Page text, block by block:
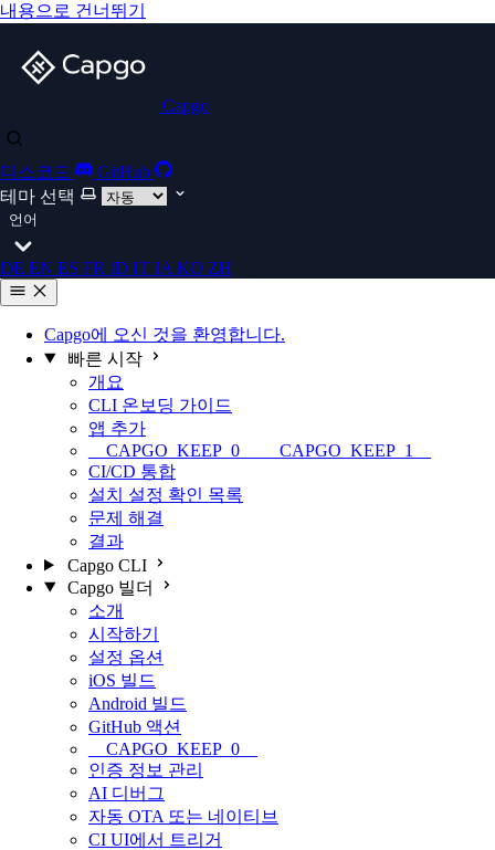
내용으로 건너뛰기
Capgo
디스코드
GitHub
테마 선택
언어
DE EN ES FR ID IT JA KO ZH
Capgo에 오신 것을 환영합니다.
빠른 시작
개요
CLI 온보딩 가이드
앱 추가
__CAPGO_KEEP_0__ __CAPGO_KEEP_1__
CI/CD 통합
설치 설정 확인 목록
문제 해결
결과
Capgo CLI
Capgo 빌더
소개
시작하기
설정 옵션
iOS 빌드
Android 빌드
GitHub 액션
__CAPGO_KEEP_0__
인증 정보 관리
AI 디버그
자동 OTA 또는 네이티브
CI UI에서 트리거